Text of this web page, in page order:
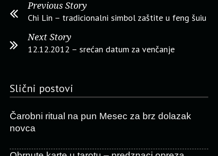
Previous Story
Chi Lin – tradicionalni simbol zaštite u feng šuiu
Next Story
12.12.2012 – srećan datum za venčanje
Slični postovi
Čarobni ritual na pun Mesec za brz dolazak
novca